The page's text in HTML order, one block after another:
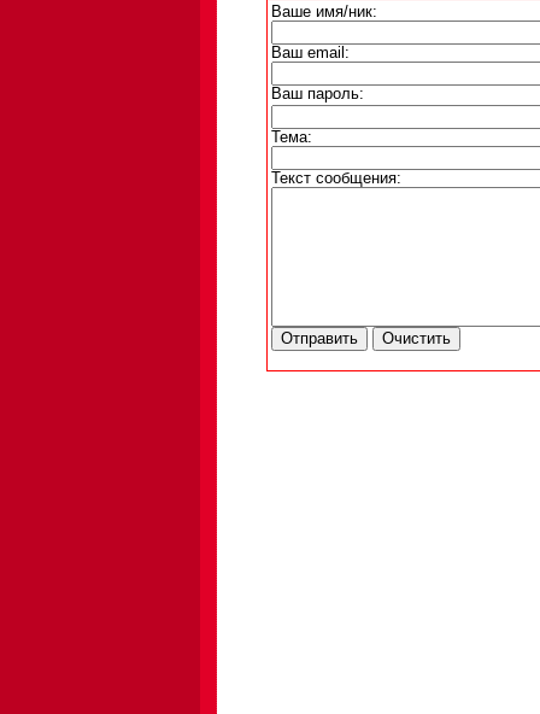
Ваше имя/ник:
Ваш email:
Ваш пароль:
Тема:
Текст сообщения: